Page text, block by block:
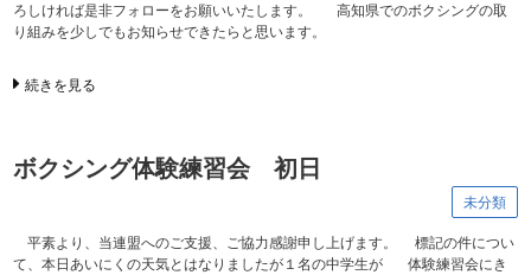
ろしければ是非フォローをお願いいたします。 高知県でのボクシングの取
り組みを少しでもお知らせできたらと思います。
続きを見る
ボクシング体験練習会 初日
未分類
平素より、当連盟へのご支援、ご協力感謝申し上げます。 標記の件につい
て、本日あいにくの天気とはなりましたが１名の中学生が 体験練習会にき